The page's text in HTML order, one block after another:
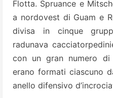
Flotta. Spruance e
a nordovest di Guam e
divisa in cinque
radunava
con un gran numero
erano formati ciascuno
anello difensivo